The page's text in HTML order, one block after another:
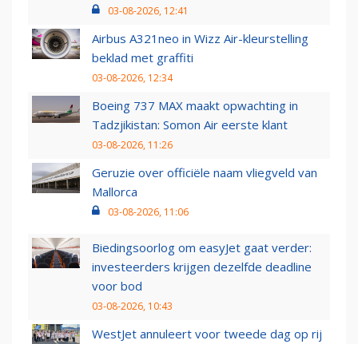
03-08-2026, 12:41
Airbus A321neo in Wizz Air-kleurstelling
beklad met graffiti
03-08-2026, 12:34
Boeing 737 MAX maakt opwachting in
Tadzjikistan: Somon Air eerste klant
03-08-2026, 11:26
Geruzie over officiële naam vliegveld van
Mallorca
03-08-2026, 11:06
Biedingsoorlog om easyJet gaat verder:
investeerders krijgen dezelfde deadline
voor bod
03-08-2026, 10:43
WestJet annuleert voor tweede dag op rij